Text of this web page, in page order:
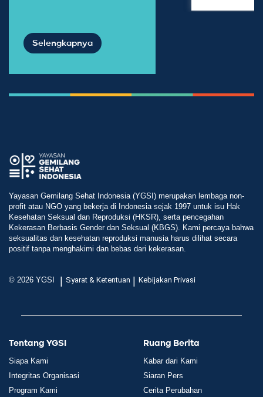
Selengkapnya
Yayasan Gemilang Sehat Indonesia (YGSI) merupakan lembaga non-
profit atau NGO yang bekerja di Indonesia sejak 1997 untuk isu Hak
Kesehatan Seksual dan Reproduksi (HKSR), serta pencegahan
Kekerasan Berbasis Gender dan Seksual (KBGS). Kami percaya bahwa
seksualitas dan kesehatan reproduksi manusia harus dilihat secara
positif tanpa menghakimi dan bebas dari kekerasan.
© 2026 YGSI | Syarat & Ketentuan | Kebijakan Privasi
Tentang YGSI
Siapa Kami
Integritas Organisasi
Program Kami
Ruang Berita
Kabar dari Kami
Siaran Pers
Cerita Perubahan